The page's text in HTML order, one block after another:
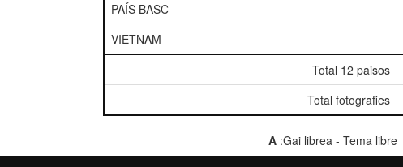
PAÍS BASC
VIETNAM
Total 12 paisos
Total fotografies
A :Gai librea - Tema libre